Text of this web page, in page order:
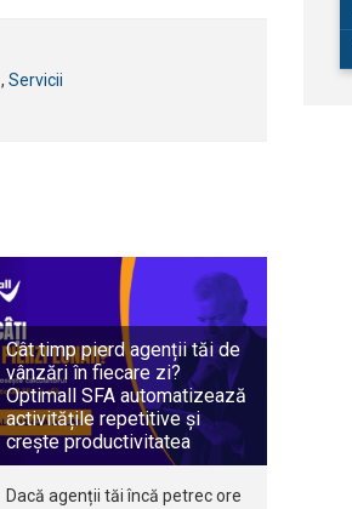
, Servicii
Cât timp pierd agenții tăi de
vânzări în fiecare zi?
Optimall SFA automatizează
activitățile repetitive și
crește productivitatea
Dacă agenții tăi încă petrec ore